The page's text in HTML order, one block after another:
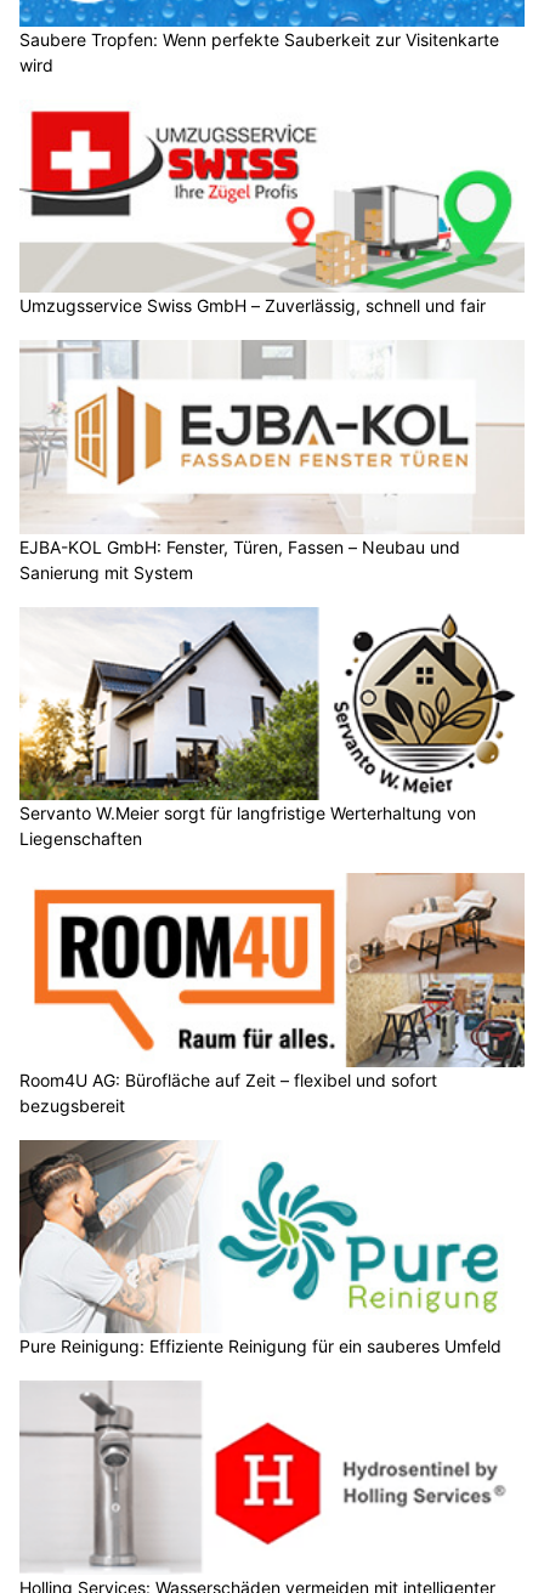
Saubere Tropfen: Wenn perfekte Sauberkeit zur Visitenkarte
wird
Umzugsservice Swiss GmbH – Zuverlässig, schnell und fair
EJBA-KOL GmbH: Fenster, Türen, Fassen – Neubau und
Sanierung mit System
Servanto W.Meier sorgt für langfristige Werterhaltung von
Liegenschaften
Room4U AG: Bürofläche auf Zeit – flexibel und sofort
bezugsbereit
Pure Reinigung: Effiziente Reinigung für ein sauberes Umfeld
Holling Services: Wasserschäden vermeiden mit intelligenter